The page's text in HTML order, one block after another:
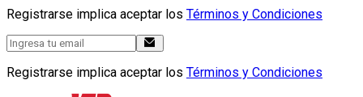
Registrarse implica aceptar los Términos y Condiciones
Registrarse implica aceptar los Términos y Condiciones